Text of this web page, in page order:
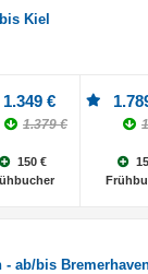
Kiel
1.349 €
1.379 €
150 €
- ab/bis